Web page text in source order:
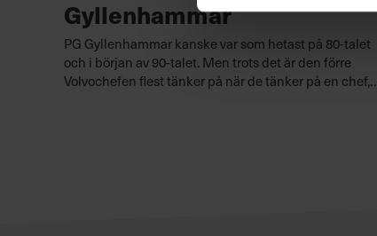
Gyllenhammar
PG Gyllenhammar kanske var som hetast på 80-talet
och i början av 90-talet. Men trots det är den förre
Volvochefen flest tänker på när de tänker på en chef,